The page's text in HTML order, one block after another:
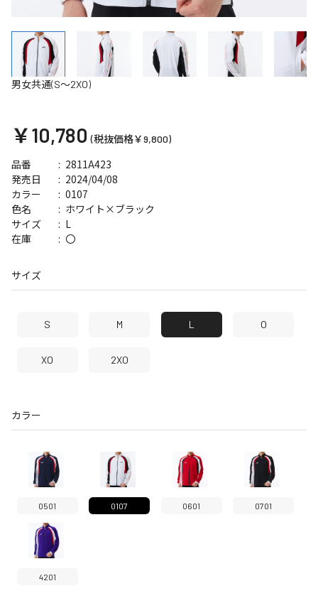
男女共通(S～2XO)
￥10,780 (税抜価格￥9,800)
品番 2811A423
発売日 2024/04/08
サイズ L
カラー 0107
在庫 〇
色名 ホワイト×ブラック
サイズ
S M L O
XO 2XO
カラー
0501 0107 0601 0701
4201